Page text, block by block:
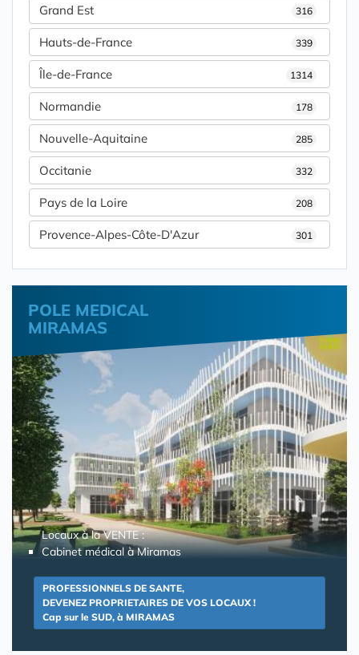
Grand Est 316
Hauts-de-France 339
Île-de-France 1314
Normandie 178
Nouvelle-Aquitaine 285
Occitanie 332
Pays de la Loire 208
Provence-Alpes-Côte-D'Azur 301
POLE MEDICAL
MIRAMAS
Locaux à la VENTE :
Cabinet médical à Miramas
PROFESSIONNELS DE SANTE,
DEVENEZ PROPRIETAIRES DE VOS LOCAUX !
Cap sur le SUD, à MIRAMAS